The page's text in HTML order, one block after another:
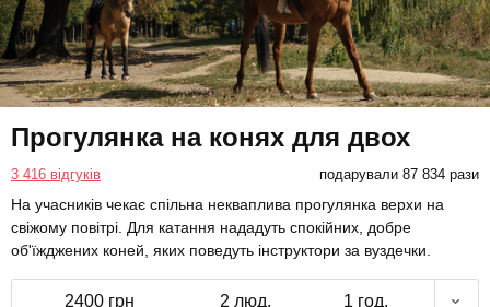
Прогулянка на конях для двох
3 416 відгуків подарували 87 834 рази
На учасників чекає спільна некваплива прогулянка верхи на
свіжому повітрі. Для катання нададуть спокійних, добре
об'їжджених коней, яких поведуть інструктори за вуздечки.
2400 грн 2 люд. 1 год.